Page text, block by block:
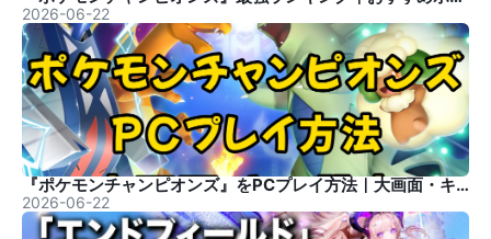
2026-06-22
『ポケモンチャンピオンズ』をPCプレイ方法｜大画面・キー設定
2026-06-22